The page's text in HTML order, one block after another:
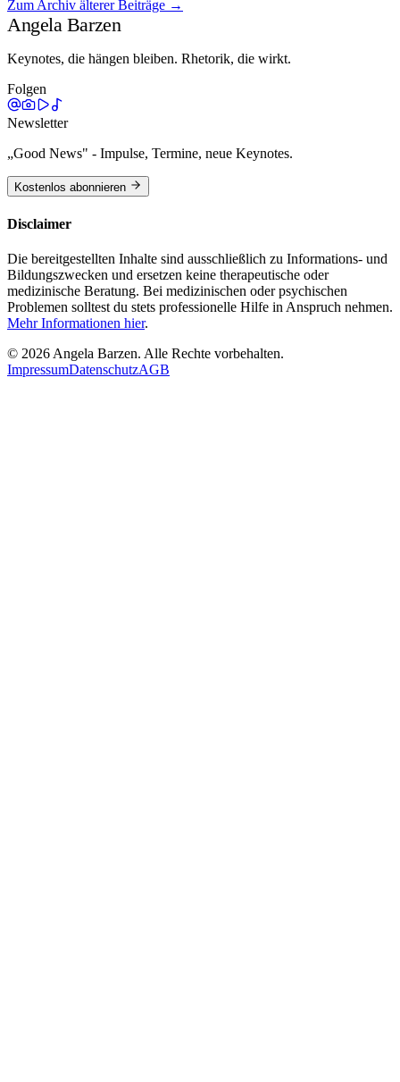
Weiterlesen →
Zum Archiv älterer Beiträge →
Angela Barzen
Keynotes, die hängen bleiben. Rhetorik, die wirkt.
Folgen
Newsletter
„Good News" - Impulse, Termine, neue Keynotes.
Kostenlos abonnieren
Disclaimer
Die bereitgestellten Inhalte sind ausschließlich zu Informations- und
Bildungszwecken und ersetzen keine therapeutische oder
medizinische Beratung. Bei medizinischen oder psychischen
Problemen solltest du stets professionelle Hilfe in Anspruch nehmen.
Mehr Informationen hier.
© 2026 Angela Barzen. Alle Rechte vorbehalten.
ImpressumDatenschutzAGB